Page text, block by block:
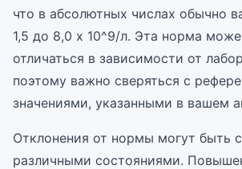
что в абсолютных числах обычно
1,5 до 8,0 x 10^9/л. Эта норма
отличаться в зависимости от
поэтому важно сверяться с
значениями, указанными в вашем
Отклонения от нормы могут быть
различными состояниями.